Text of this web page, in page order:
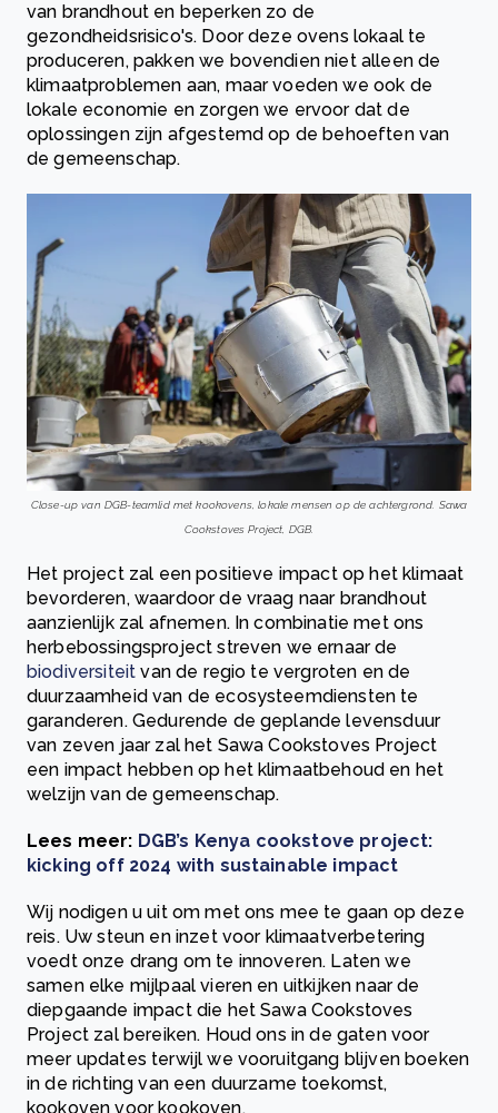
van brandhout en beperken zo de
gezondheidsrisico's. Door deze ovens lokaal te
produceren, pakken we bovendien niet alleen de
klimaatproblemen aan, maar voeden we ook de
lokale economie en zorgen we ervoor dat de
oplossingen zijn afgestemd op de behoeften van
de gemeenschap.
Close-up van DGB-teamlid met kookovens, lokale mensen op de achtergrond. Sawa
Cookstoves Project, DGB.
Het project zal een positieve impact op het klimaat
bevorderen, waardoor de vraag naar brandhout
aanzienlijk zal afnemen. In combinatie met ons
herbebossingsproject streven we ernaar de
biodiversiteit van de regio te vergroten en de
duurzaamheid van de ecosysteemdiensten te
garanderen. Gedurende de geplande levensduur
van zeven jaar zal het Sawa Cookstoves Project
een impact hebben op het klimaatbehoud en het
welzijn van de gemeenschap.
Lees meer: DGB’s Kenya cookstove project:
kicking off 2024 with sustainable impact
Wij nodigen u uit om met ons mee te gaan op deze
reis. Uw steun en inzet voor klimaatverbetering
voedt onze drang om te innoveren. Laten we
samen elke mijlpaal vieren en uitkijken naar de
diepgaande impact die het Sawa Cookstoves
Project zal bereiken. Houd ons in de gaten voor
meer updates terwijl we vooruitgang blijven boeken
in de richting van een duurzame toekomst,
kookoven voor kookoven.